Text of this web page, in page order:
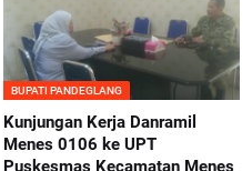
BUPATI PANDEGLANG
Kunjungan Kerja Danramil
Menes 0106 ke UPT
Puskesmas Kecamatan Menes